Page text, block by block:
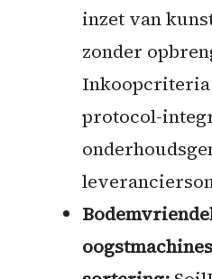
inzet van
zonder
Inkoopcriteria
protocol-